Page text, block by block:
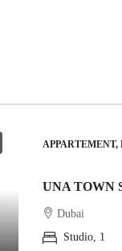
APPARTEMENT,
UNA TOWN
Dubai
Studio, 1